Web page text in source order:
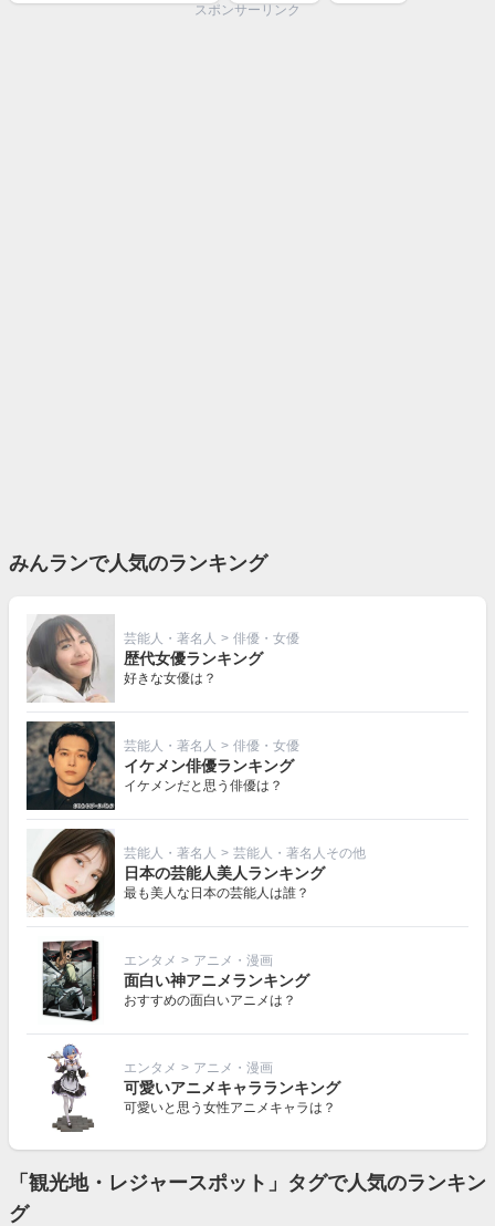
スポンサーリンク
みんランで人気のランキング
芸能人・著名人 > 俳優・女優
歴代女優ランキング
好きな女優は？
芸能人・著名人 > 俳優・女優
イケメン俳優ランキング
イケメンだと思う俳優は？
芸能人・著名人 > 芸能人・著名人その他
日本の芸能人美人ランキング
最も美人な日本の芸能人は誰？
エンタメ > アニメ・漫画
面白い神アニメランキング
おすすめの面白いアニメは？
エンタメ > アニメ・漫画
可愛いアニメキャラランキング
可愛いと思う女性アニメキャラは？
「観光地・レジャースポット」タグで人気のランキン
グ